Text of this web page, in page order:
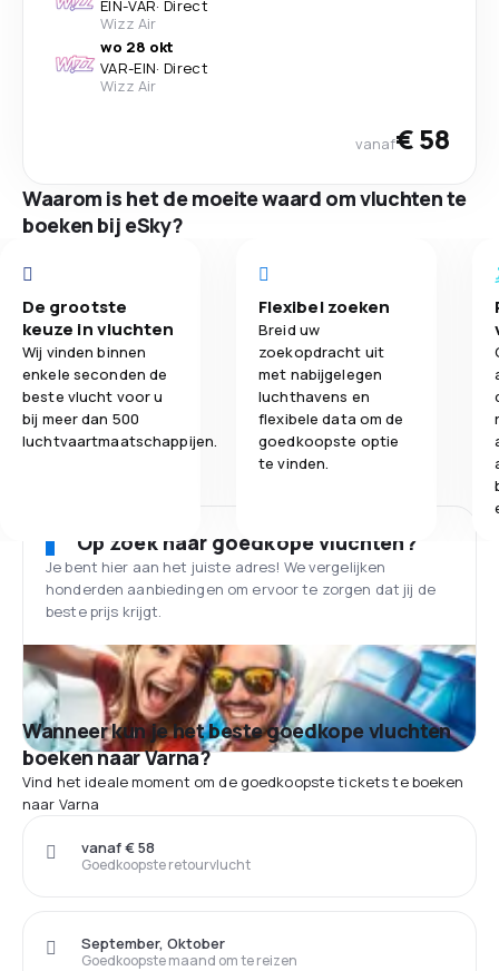
EIN-VAR· Direct
Wizz Air
wo 28 okt
VAR-EIN· Direct
Wizz Air
vanaf€ 58
Waarom is het de moeite waard om vluchten te
boeken bij eSky?
De grootste
keuze in vluchten
Wij vinden binnen
enkele seconden de
beste vlucht voor u
bij meer dan 500
luchtvaartmaatschappijen.
Flexibel zoeken
Breid uw
zoekopdracht uit
met nabijgelegen
luchthavens en
flexibele data om de
goedkoopste optie
te vinden.
Op zoek naar goedkope vluchten?
Je bent hier aan het juiste adres! We vergelijken
honderden aanbiedingen om ervoor te zorgen dat jij de
beste prijs krijgt.
Wanneer kun je het beste goedkope vluchten
boeken naar Varna?
Vind het ideale moment om de goedkoopste tickets te boeken
naar Varna
Goedkoopste retourvlucht
vanaf € 58
Goedkoopste maand om te reizen
September, Oktober